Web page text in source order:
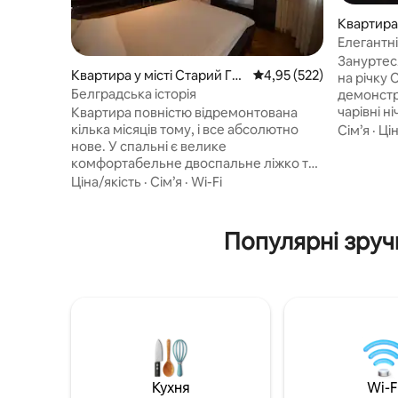
Квартира у місті Старий Гра
д
Середня оцінка: 4,95 з
4,95 (522)
Белградська історія
Квартира повністю відремонтована
кілька місяців тому, і все абсолютно
нове. У спальні є велике
комфортабельне двоспальне ліжко та
один великий диван-ліжко у вітальні.
насолоджуватися сучасною плитою з
плоским екраном, духовкою,
компактна та чиста. Ванна кімната
обладнана феном, рушниками,
гігієнічними наборами.
Ціна/якість · Сім’я · Wi-Fi
Квартира
водойми
на річку
чарівні
обіцяє
Сім’я ·
Популярні
Кухня Wi-